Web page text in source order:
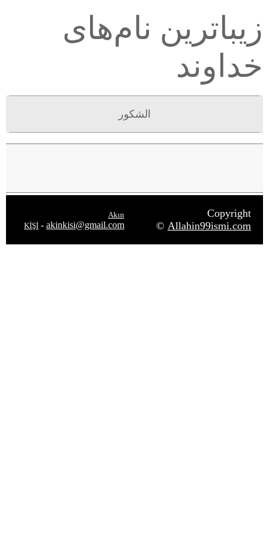
زیباترین نام‌های
خداوند
الشکور
Copyright
© Allahin99ismi.com
Akın
KİŞİ - akinkisi@gmail.com